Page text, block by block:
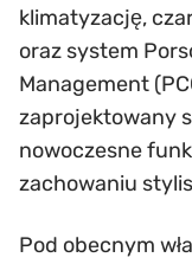
klimatyzację,
oraz system
Management
zaprojektowany
nowoczesne
zachowaniu
Pod obecnym